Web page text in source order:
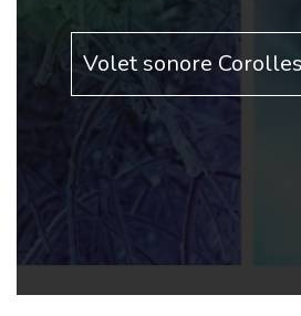
Volet sonore